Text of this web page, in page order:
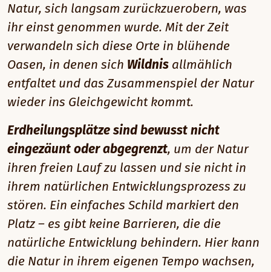
Natur, sich langsam zurückzuerobern, was
ihr einst genommen wurde. Mit der Zeit
verwandeln sich diese Orte in blühende
Oasen, in denen sich Wildnis allmählich
entfaltet und das Zusammenspiel der Natur
wieder ins Gleichgewicht kommt.
Erdheilungsplätze sind bewusst nicht
eingezäunt oder abgegrenzt, um der Natur
ihren freien Lauf zu lassen und sie nicht in
ihrem natürlichen Entwicklungsprozess zu
stören. Ein einfaches Schild markiert den
Platz – es gibt keine Barrieren, die die
natürliche Entwicklung behindern. Hier kann
die Natur in ihrem eigenen Tempo wachsen,